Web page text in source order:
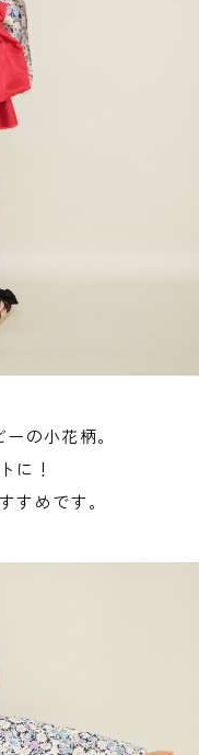
の小花柄。
に！
すめです。